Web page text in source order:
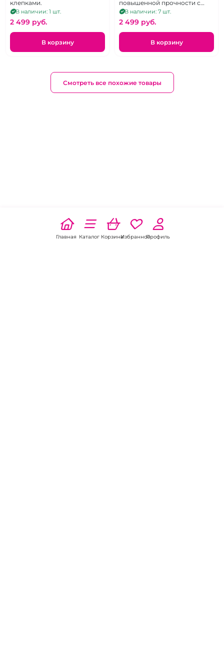
клепками.
В наличии: 1 шт.
2 499 pуб.
В корзину
повышенной прочности с
колечом
В наличии: 7 шт.
2 499 pуб.
В корзину
Смотреть все похожие товары
Главная Каталог КорзинаИзбранноеПрофиль